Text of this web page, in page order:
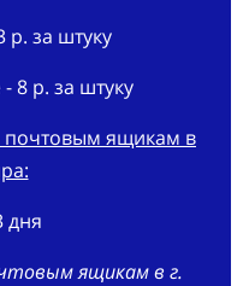
р. за штуку
8 р. за штуку
почтовым ящикам в
дня
ящикам в г.